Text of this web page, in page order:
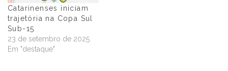
Catarinenses iniciam
trajetória na Copa Sul
Sub-15
23 de setembro de 2025
Em "destaque"